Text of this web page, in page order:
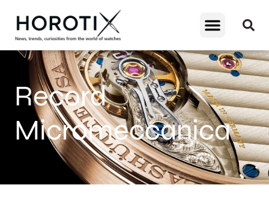
Record
Micromeccanica